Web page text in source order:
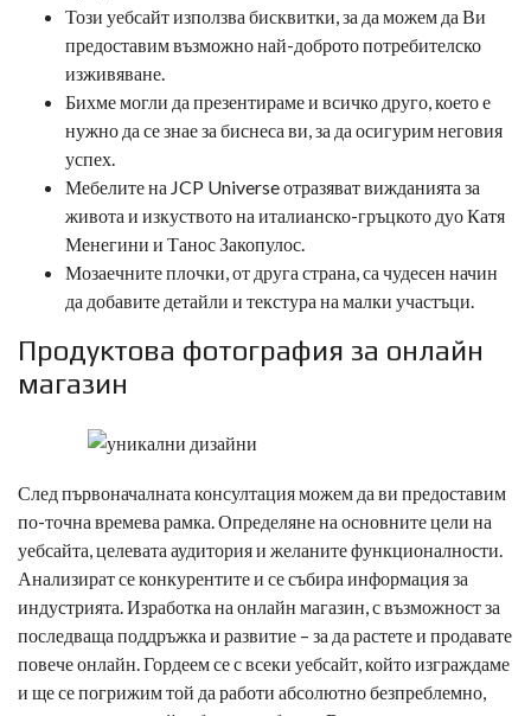
Този уебсайт използва бисквитки, за да можем да Ви
предоставим възможно най-доброто потребителско
изживяване.
Бихме могли да презентираме и всичко друго, което е
нужно да се знае за биснеса ви, за да осигурим неговия
успех.
Мебелите на JCP Universe отразяват вижданията за
живота и изкуството на италианско-гръцкото дуо Катя
Менегини и Танос Закопулос.
Мозаечните плочки, от друга страна, са чудесен начин
да добавите детайли и текстура на малки участъци.
Продуктова фотография за онлайн
магазин
След първоначалната консултация можем да ви предоставим
по-точна времева рамка. Определяне на основните цели на
уебсайта, целевата аудитория и желаните функционалности.
Анализират се конкурентите и се събира информация за
индустрията. Изработка на онлайн магазин, с възможност за
последваща поддръжка и развитие – за да растете и продавате
повече онлайн. Гордеем се с всеки уебсайт, който изграждаме
и ще се погрижим той да работи абсолютно безпреблемно,